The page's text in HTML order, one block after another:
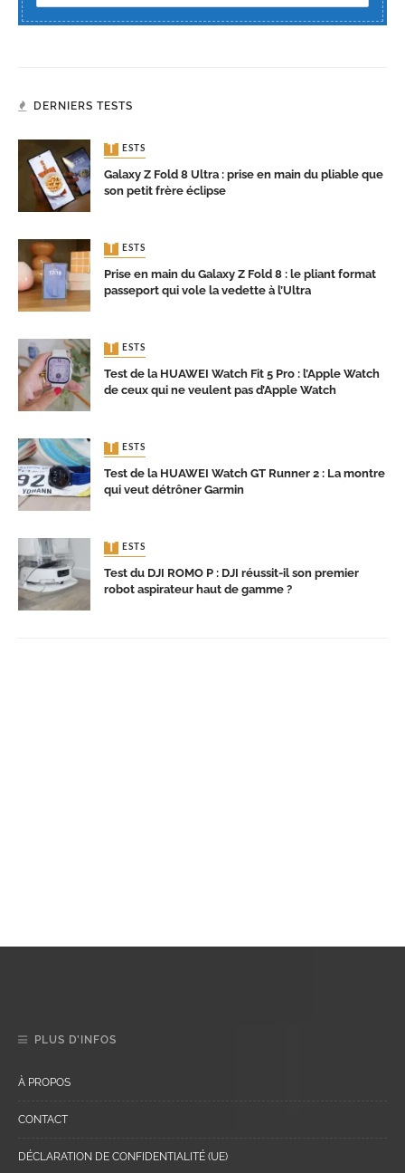
DERNIERS TESTS
TESTS
Galaxy Z Fold 8 Ultra : prise en main du pliable que
son petit frère éclipse
TESTS
Prise en main du Galaxy Z Fold 8 : le pliant format
passeport qui vole la vedette à l’Ultra
TESTS
Test de la HUAWEI Watch Fit 5 Pro : l’Apple Watch
de ceux qui ne veulent pas d’Apple Watch
TESTS
Test de la HUAWEI Watch GT Runner 2 : La montre
qui veut détrôner Garmin
TESTS
Test du DJI ROMO P : DJI réussit-il son premier
robot aspirateur haut de gamme ?
PLUS D’INFOS
À PROPOS
CONTACT
DÉCLARATION DE CONFIDENTIALITÉ (UE)